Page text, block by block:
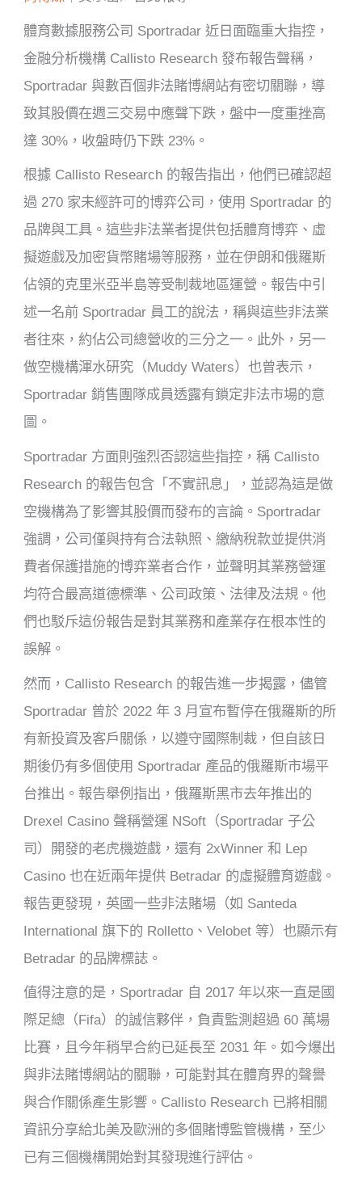
體育數據服務公司 Sportradar 近日面臨重大指控，
金融分析機構 Callisto Research 發布報告聲稱，
Sportradar 與數百個非法賭博網站有密切關聯，導
致其股價在週三交易中應聲下跌，盤中一度重挫高
達 30%，收盤時仍下跌 23%。
根據 Callisto Research 的報告指出，他們已確認超
過 270 家未經許可的博弈公司，使用 Sportradar 的
品牌與工具。這些非法業者提供包括體育博弈、虛
擬遊戲及加密貨幣賭場等服務，並在伊朗和俄羅斯
佔領的克里米亞半島等受制裁地區運營。報告中引
述一名前 Sportradar 員工的說法，稱與這些非法業
者往來，約佔公司總營收的三分之一。此外，另一
做空機構渾水研究（Muddy Waters）也曾表示，
Sportradar 銷售團隊成員透露有鎖定非法市場的意
圖。
Sportradar 方面則強烈否認這些指控，稱 Callisto
Research 的報告包含「不實訊息」，並認為這是做
空機構為了影響其股價而發布的言論。Sportradar
強調，公司僅與持有合法執照、繳納稅款並提供消
費者保護措施的博弈業者合作，並聲明其業務營運
均符合最高道德標準、公司政策、法律及法規。他
們也駁斥這份報告是對其業務和產業存在根本性的
誤解。
然而，Callisto Research 的報告進一步揭露，儘管
Sportradar 曾於 2022 年 3 月宣布暫停在俄羅斯的所
有新投資及客戶關係，以遵守國際制裁，但自該日
期後仍有多個使用 Sportradar 產品的俄羅斯市場平
台推出。報告舉例指出，俄羅斯黑市去年推出的
Drexel Casino 聲稱營運 NSoft（Sportradar 子公
司）開發的老虎機遊戲，還有 2xWinner 和 Lep
Casino 也在近兩年提供 Betradar 的虛擬體育遊戲。
報告更發現，英國一些非法賭場（如 Santeda
International 旗下的 Rolletto、Velobet 等）也顯示有
Betradar 的品牌標誌。
值得注意的是，Sportradar 自 2017 年以來一直是國
際足總（Fifa）的誠信夥伴，負責監測超過 60 萬場
比賽，且今年稍早合約已延長至 2031 年。如今爆出
與非法賭博網站的關聯，可能對其在體育界的聲譽
與合作關係產生影響。Callisto Research 已將相關
資訊分享給北美及歐洲的多個賭博監管機構，至少
已有三個機構開始對其發現進行評估。